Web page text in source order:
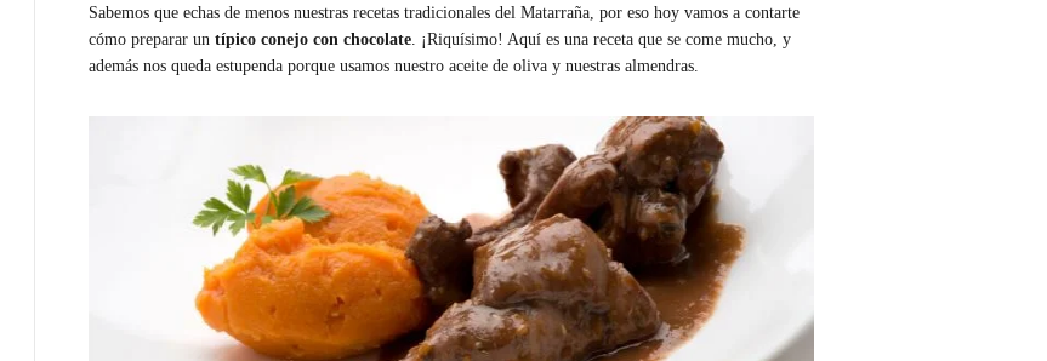
Sabemos que echas de menos nuestras recetas tradicionales del Matarraña, por eso hoy vamos a contarte
cómo preparar un típico conejo con chocolate. ¡Riquísimo! Aquí es una receta que se come mucho, y
además nos queda estupenda porque usamos nuestro aceite de oliva y nuestras almendras.